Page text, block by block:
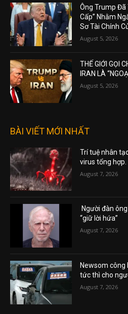
Ông Trump Đã
Cấp” Nhằm
Sơ Tài Chính
August 5, 2026
THẾ GIỚI GỌI
IRAN LÀ
August 5, 2026
BÀI VIẾT MỚI NHẤT
Trí tuệ nhân
virus tổng hợp.
August 7, 2026
Người đàn
“giữ lời hứa”
August 7, 2026
Newsom
tức thì cho
August 7, 2026